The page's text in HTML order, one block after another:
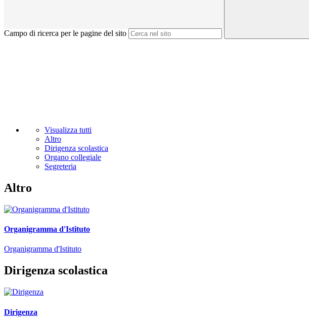
Campo di ricerca per le pagine del sito
Visualizza tutti
Altro
Dirigenza scolastica
Organo collegiale
Segreteria
Altro
Organigramma d'Istituto
Organigramma d'Istituto
Dirigenza scolastica
Dirigenza